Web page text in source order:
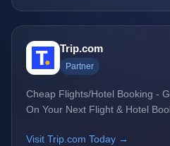
Trip.com
Partner
Cheap Flights/Hotel Booking -
On Your Next Flight & Hotel
Visit Trip.com Today →